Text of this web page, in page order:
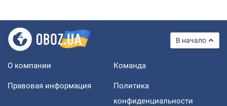
В начало
О компании Команда
Правовая информация
Политика
конфиденциальности